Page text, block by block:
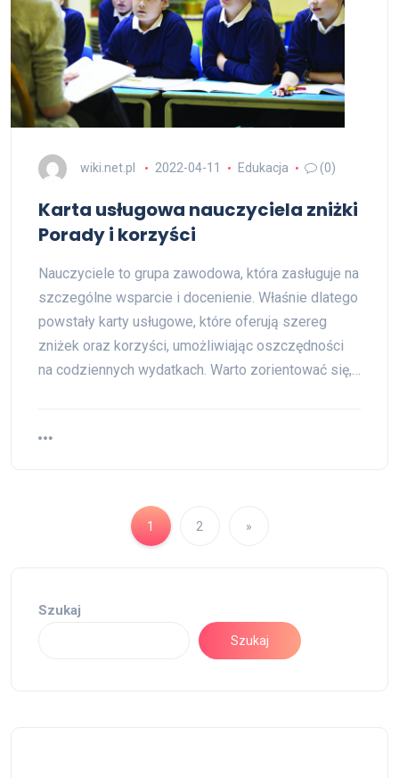
wiki.net.pl 2022-04-11 Edukacja (0)
Karta usługowa nauczyciela zniżki
Porady i korzyści
Nauczyciele to grupa zawodowa, która zasługuje na
szczególne wsparcie i docenienie. Właśnie dlatego
powstały karty usługowe, które oferują szereg
zniżek oraz korzyści, umożliwiając oszczędności
na codziennych wydatkach. Warto zorientować się,…
1 2 »
Szukaj
Szukaj